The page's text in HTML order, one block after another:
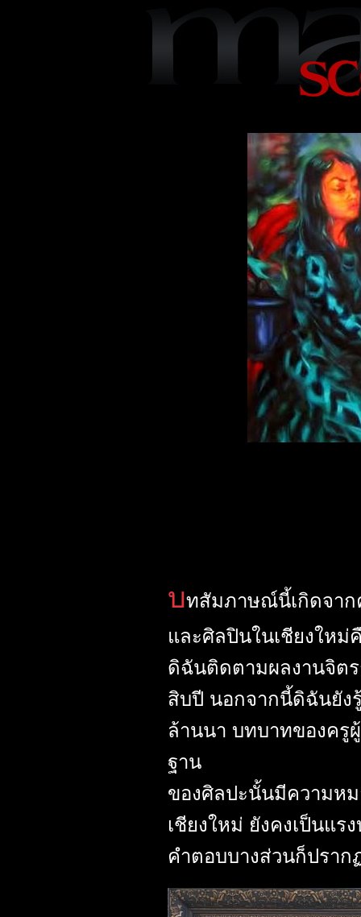
บทสัมภาษณ์นี้เกิดจาก
และศิลปินในเชียงใหม่
ดิฉันติดตามผลงานจิต
สิบปี นอกจากนี้ดิฉันยัง
ล้านนา บทบาทของครู
ฐาน
ของศิลปะนั้นมีความหม
เชียงใหม่ ยังคงเป็นแร
คำตอบบางส่วนก็ปรา